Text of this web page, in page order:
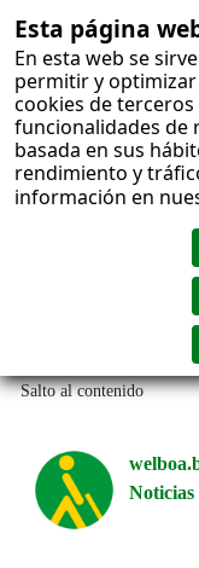
Esta página
En esta web se
permitir y optimizar
cookies de
funcionalidades de
basada en sus
rendimiento y
información en
Salto al contenido